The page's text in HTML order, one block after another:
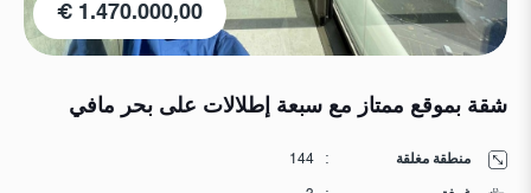
1.470.000,00 €
شقة بموقع ممتاز مع سبعة إطلالات على بحر مافي
منطقة مغلقة :
144